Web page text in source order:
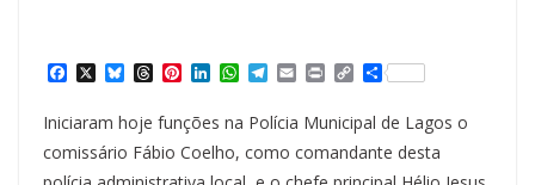
a
c
e
b
o
X B
e
s
k
T
h
r
e
a
d
P
t
e
r
L
k
e
d
W
h
t
s
A
T
e
l
e
g
r
E
m
a
i
l
P
n
t
C
o
y
L
i
S
h
a
r
e
Iniciaram hoje funções na Polícia Municipal de Lagos o
comissário Fábio Coelho, como comandante desta